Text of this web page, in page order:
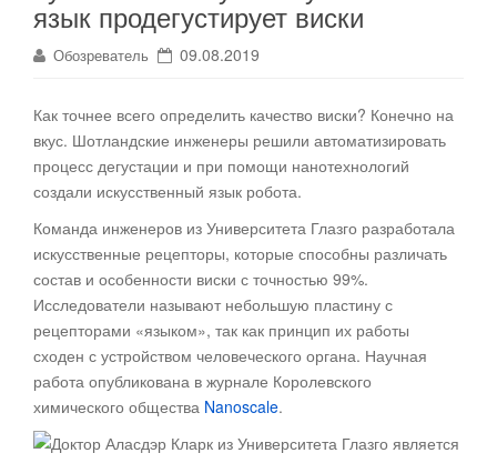
язык продегустирует виски
Обозреватель 09.08.2019
Как точнее всего определить качество виски? Конечно на
вкус. Шотландские инженеры решили автоматизировать
процесс дегустации и при помощи нанотехнологий
создали искусственный язык робота.
Команда инженеров из Университета Глазго разработала
искусственные рецепторы, которые способны различать
состав и особенности виски с точностью 99%.
Исследователи называют небольшую пластину с
рецепторами «языком», так как принцип их работы
сходен с устройством человеческого органа. Научная
работа опубликована в журнале Королевского
химического общества Nanoscale.